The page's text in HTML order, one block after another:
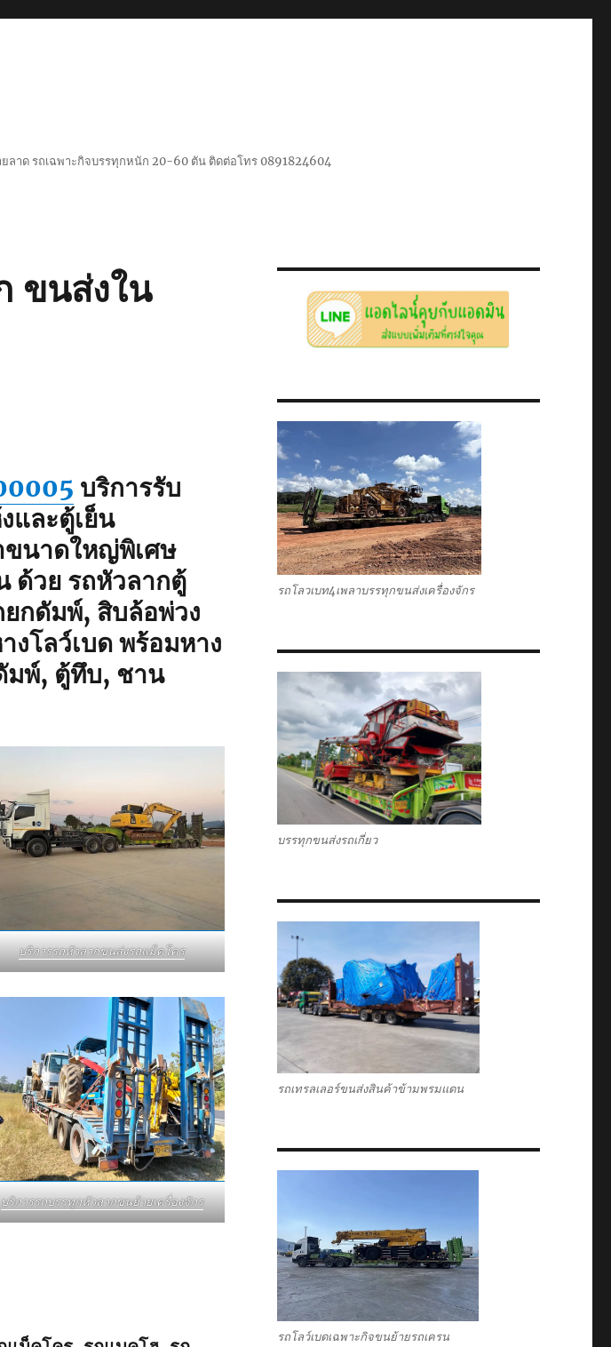
ยลาด รถเฉพาะกิจบรรทุกหนัก 20-60 ตัน ติดต่อโทร 0891824604
ขนส่งใน
บริการรับ
และตู้เย็น
นาดใหญ่พิเศษ
ด้วย รถหัวลากตู้
กดัมพ์, สิบล้อพ่วง
งโลว์เบด พร้อมหาง
มพ์, ตู้ทึบ, ชาน
บริการรถหัวลากขนส่งรถแม็คโคร
บริการรถบรรทุกหัวลากขนย้ายเครื่องจักร
รถโลวเบท4เพลาบรรทุกขนส่งเครื่องจักร
บรรทุกขนส่งรถเกี่ยว
รถเทรลเลอร์ขนส่งสินค้าข้ามพรมแดน
รถโลว์เบดเฉพาะกิจขนย้ายรถเครน